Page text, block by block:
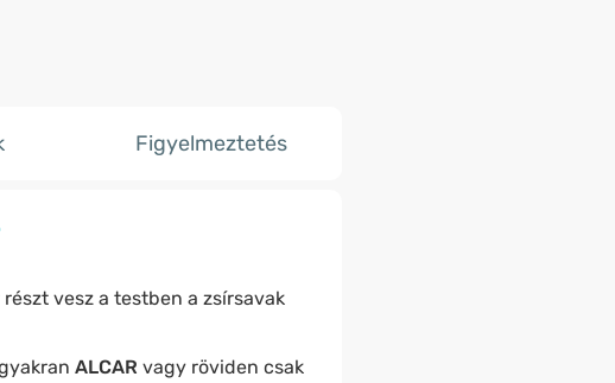
Figyelmeztetés
részt vesz a testben a zsírsavak
ALCAR vagy röviden csak